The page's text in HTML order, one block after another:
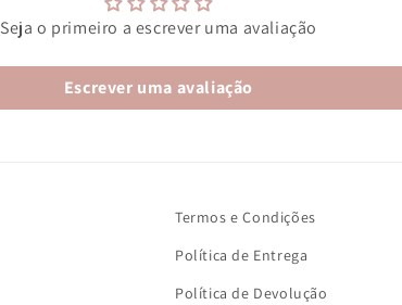
Seja o primeiro a escrever uma avaliação
Escrever uma avaliação
Termos e Condições
Política de Entrega
Política de Devolução